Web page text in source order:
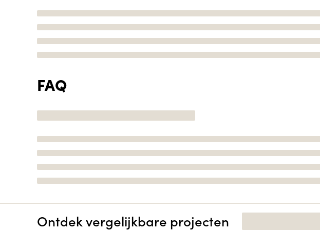
FAQ
Ontdek vergelijkbare projecten